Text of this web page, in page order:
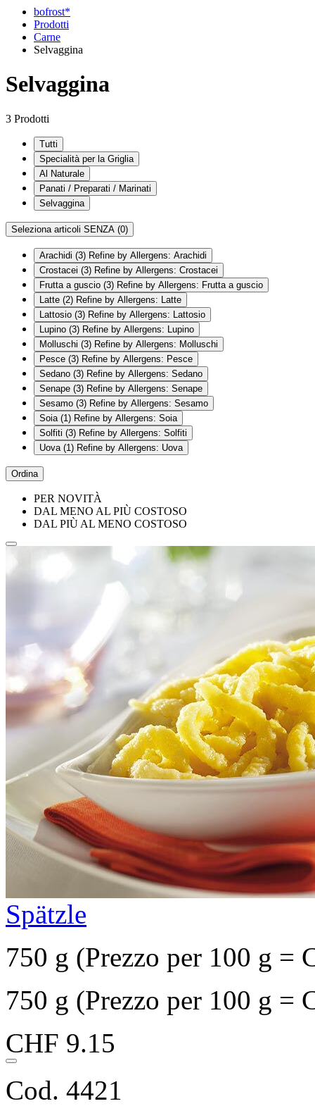
bofrost*
Prodotti
Carne
Selvaggina
Selvaggina
3 Prodotti
Tutti
Specialità per la Griglia
Al Naturale
Panati / Preparati / Marinati
Selvaggina
Seleziona articoli SENZA (0)
Arachidi (3) Refine by Allergens: Arachidi
Crostacei (3) Refine by Allergens: Crostacei
Frutta a guscio (3) Refine by Allergens: Frutta a guscio
Latte (2) Refine by Allergens: Latte
Lattosio (3) Refine by Allergens: Lattosio
Lupino (3) Refine by Allergens: Lupino
Molluschi (3) Refine by Allergens: Molluschi
Pesce (3) Refine by Allergens: Pesce
Sedano (3) Refine by Allergens: Sedano
Senape (3) Refine by Allergens: Senape
Sesamo (3) Refine by Allergens: Sesamo
Soia (1) Refine by Allergens: Soia
Solfiti (3) Refine by Allergens: Solfiti
Uova (1) Refine by Allergens: Uova
Ordina
PER NOVITÀ
DAL MENO AL PIÙ COSTOSO
DAL PIÙ AL MENO COSTOSO
Spätzle
750 g (Prezzo per 100 g =
750 g (Prezzo per 100 g =
CHF 9.15
Cod. 4421